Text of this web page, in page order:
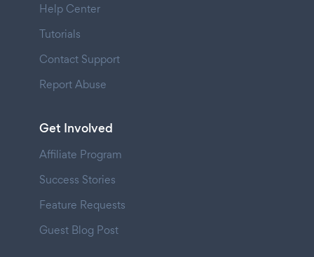
Help Center
Tutorials
Contact Support
Report Abuse
Get Involved
Affiliate Program
Success Stories
Feature Requests
Guest Blog Post